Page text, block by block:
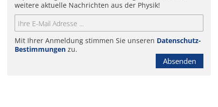
weitere aktuelle Nachrichten aus der Physik!
Mit Ihrer Anmeldung stimmen Sie unseren Datenschutz-
Bestimmungen zu.
Absenden